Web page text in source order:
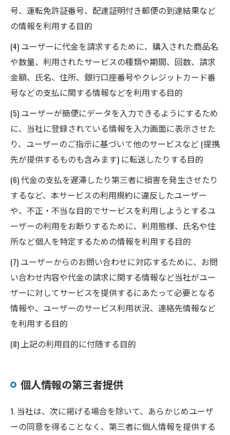
号、運転免許証番号、配達証明付き郵便の到達結果など
の情報を利用する目的
(4) ユーザーに代金を請求するために、購入された商品名
や数量、利用されたサービスの種類や期間、回数、請求
金額、氏名、住所、銀行口座番号やクレジットカード番
号などの支払に関する情報などを利用する目的
(5) ユーザーが簡便にデータを入力できるようにするため
に、当社に登録されている情報を入力画面に表示させた
り、ユーザーのご指示に基づいて他のサービスなど (提携
先が提供するものも含みます) に転送したりする目的
(6) 代金の支払を遅滞したり第三者に損害を発生させたり
するなど、本サービスの利用規約に違反したユーザー
や、不正・不当な目的でサービスを利用しようとするユ
ーザーの利用をお断りするために、利用態様、氏名や住
所など個人を特定するための情報を利用する目的
(7) ユーザーからのお問い合わせに対応するために、お問
い合わせ内容や代金の請求に関する情報など当社がユー
ザーに対してサービスを提供するにあたって必要となる
情報や、ユーザーのサービス利用状況、連絡先情報など
を利用する目的
(8) 上記の利用目的に付随する目的
個人情報の第三者提供
1. 当社は、次に掲げる場合を除いて、あらかじめユーザ
ーの同意を得ることなく、第三者に個人情報を提供する